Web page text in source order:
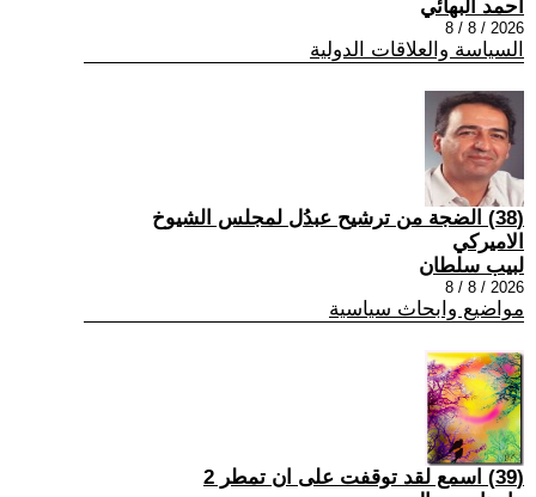
احمد البهائي
2026 / 8 / 8
السياسة والعلاقات الدولية
(38) الضجة من ترشيح عبدُل لمجلس الشيوخ
الاميركي
لبيب سلطان
2026 / 8 / 8
مواضيع وابحاث سياسية
(39) اسمع لقد توقفت على ان تمطر 2